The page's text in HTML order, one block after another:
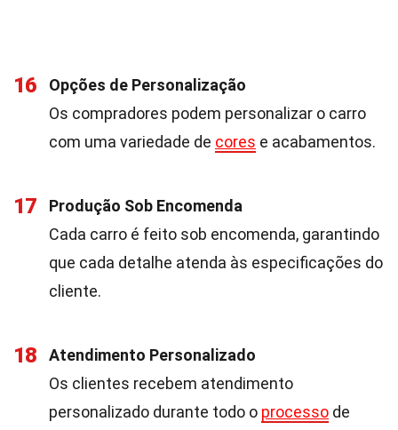
16
Opções de Personalização
Os compradores podem personalizar o carro
com uma variedade de cores e acabamentos.
17
Produção Sob Encomenda
Cada carro é feito sob encomenda, garantindo
que cada detalhe atenda às especificações do
cliente.
18
Atendimento Personalizado
Os clientes recebem atendimento
personalizado durante todo o processo de